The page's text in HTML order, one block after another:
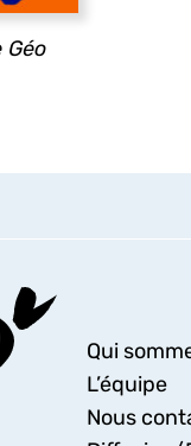
Qui
L’équipe
Nous